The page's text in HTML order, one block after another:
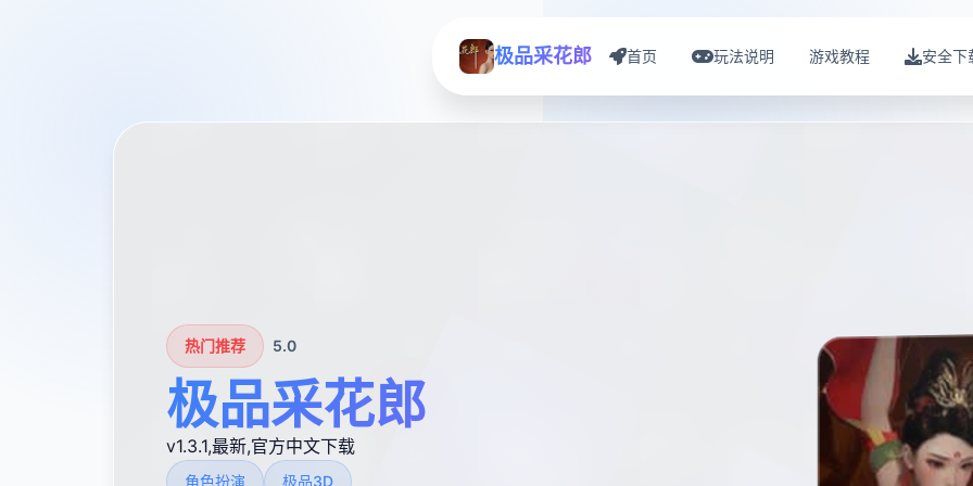
极品采花郎 首页 玩法说明 游戏教程 安全下
热门推荐 5.0
极品采花郎
v1.3.1,最新,官方中文下载
角色扮演 极品3D